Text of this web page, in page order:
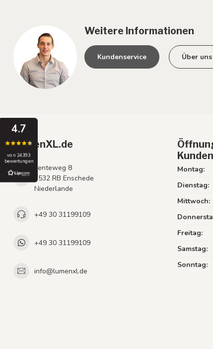
4.7
von 24393
bewertungen
Weitere Informationen
Kundenservice Über uns
LumenXL.de
Lenteweg 8
7532 RB Enschede
Niederlande
+49 30 31199109
+49 30 31199109
info@lumenxl.de
Montag:
Dienstag:
Mittwoch:
Freitag:
Samstag:
Sonntag: